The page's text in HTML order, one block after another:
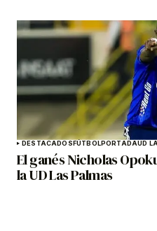
DESTACADOSFÚTBOLPORTADAUD
El ganés Nicholas
la UD Las Palmas